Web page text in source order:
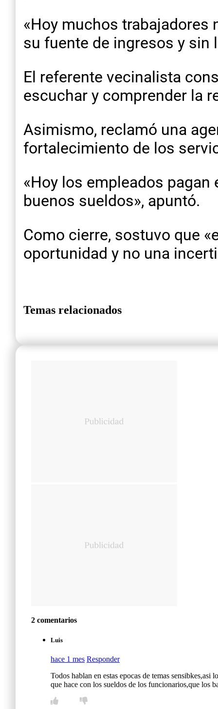
«Hoy muchos trabajadores
su fuente de ingresos y sin
El referente vecinalista
escuchar y comprender la
Asimismo, reclamó una
fortalecimiento de los
«Hoy los empleados
buenos sueldos», apuntó.
Como cierre, sostuvo que
oportunidad y no una
Temas relacionados
2 comentarios
Luis
hace 1 mes Responder
Todos hablan en estas epocas de temas
que hace con los sueldos de los funcionarios,que